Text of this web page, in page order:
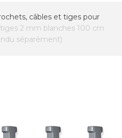
câbles et tiges pour
tiges 2 mm blanches 100 cm
séparément)